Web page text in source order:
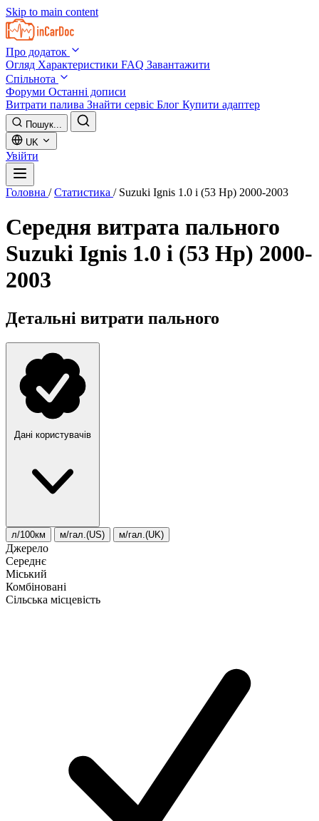
Skip to main content
Про додаток
Огляд Характеристики FAQ Завантажити
Спільнота
Форуми Останні дописи
Витрати палива Знайти сервіс Блог Купити адаптер
Пошук...
UK
Увійти
Головна / Статистика / Suzuki Ignis 1.0 i (53 Hp) 2000-2003
Середня витрата пального
Suzuki Ignis 1.0 i (53 Hp) 2000-
2003
Детальні витрати пального
Дані користувачів
л/100км м/гал.(US) м/гал.(UK)
Джерело
Середнє
Міський
Комбіновані
Сільська місцевість